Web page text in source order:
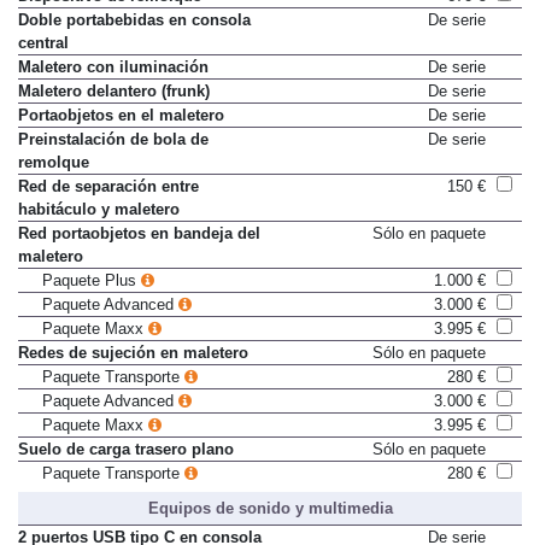
Dispositivo de remolque
670 €
Doble portabebidas en consola
central
Maletero con iluminación
De serie
Maletero delantero (frunk)
De serie
Portaobjetos en el maletero
De serie
Preinstalación de bola de
remolque
Red de separación entre
habitáculo y maletero
Red portaobjetos en bandeja del
maletero
Paquete Plus
1.000 €
Paquete Advanced
3.000 €
Paquete Maxx
3.995 €
Redes de sujeción en maletero
Sólo en paquete
Paquete Transporte
280 €
Paquete Advanced
3.000 €
Paquete Maxx
3.995 €
Suelo de carga trasero plano
Sólo en paquete
Equipos de sonido y multimedia